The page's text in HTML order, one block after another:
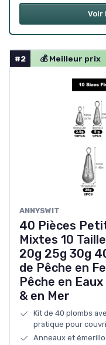
Voir
#2 💰 Meilleur prix
ANNYSWIT
40 Pièces
Mixtes 10
20g 25g 30g
de Pêche en
Pêche en
& en Mer
Kit de 40 plombs
pratique pour
Anneaux et